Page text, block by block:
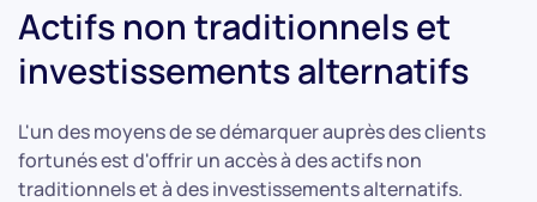
Actifs non traditionnels et
investissements alternatifs
L'un des moyens de se démarquer auprès des clients
fortunés est d'offrir un accès à des actifs non
traditionnels et à des investissements alternatifs.